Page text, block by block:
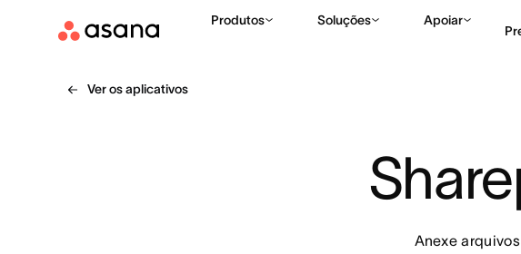
Produtos Soluções Apoiar
Ver os aplicativos
Anexe